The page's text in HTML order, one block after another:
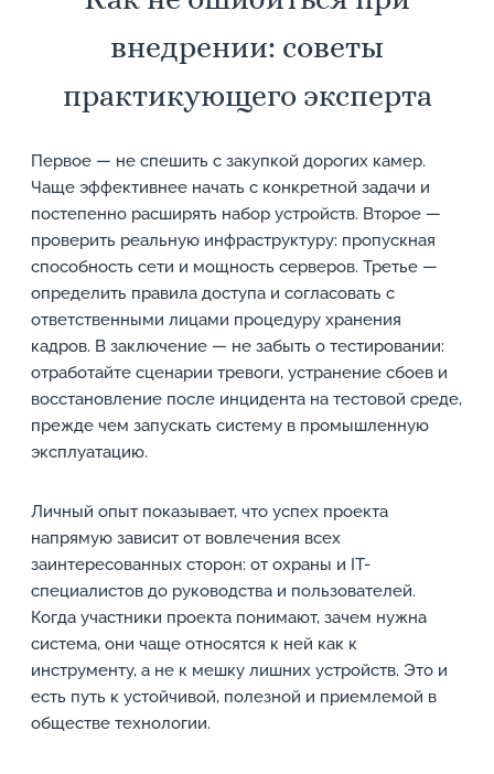
внедрении: советы
практикующего эксперта
Первое — не спешить с закупкой дорогих камер.
Чаще эффективнее начать с конкретной задачи и
постепенно расширять набор устройств. Второе —
проверить реальную инфраструктуру: пропускная
способность сети и мощность серверов. Третье —
определить правила доступа и согласовать с
ответственными лицами процедуру хранения
кадров. В заключение — не забыть о тестировании:
отработайте сценарии тревоги, устранение сбоев и
восстановление после инцидента на тестовой среде,
прежде чем запускать систему в промышленную
эксплуатацию.
Личный опыт показывает, что успех проекта
напрямую зависит от вовлечения всех
заинтересованных сторон: от охраны и IT-
специалистов до руководства и пользователей.
Когда участники проекта понимают, зачем нужна
система, они чаще относятся к ней как к
инструменту, а не к мешку лишних устройств. Это и
есть путь к устойчивой, полезной и приемлемой в
обществе технологии.